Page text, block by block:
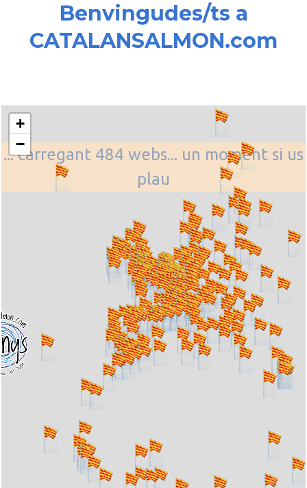
Benvingudes/ts a
CATALANSALMON.com
... carregant 484 webs... un moment si us
plau
+
−